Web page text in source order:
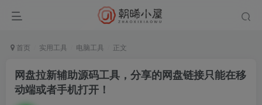
首页 实用工具 电脑工具 正文
网盘拉新辅助源码工具，分享的网盘链接只能在移
动端或者手机打开！